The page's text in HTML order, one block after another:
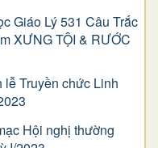
Giáo Lý 531 Câu Trắc
XƯNG TỘI & RƯỚC
lễ Truyền chức Linh
Hội nghị thường